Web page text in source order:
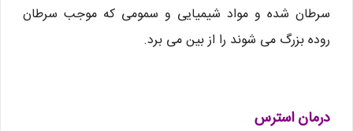
سرطان شده و مواد شیمیایی و سمومی که موجب سرطان
روده بزرگ می شوند را از بین می برد.
درمان استرس